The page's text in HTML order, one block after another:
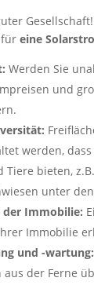
eine
Werden Sie
und
werden,
Tiere bieten,
unter
Immobilie:
Immobilie
und -wartung:
aus der Ferne